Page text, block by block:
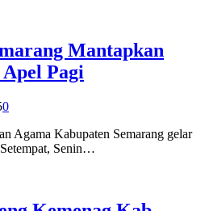
Mantapkan
Pagi
0
Agama Kabupaten Semarang gelar
Senin…